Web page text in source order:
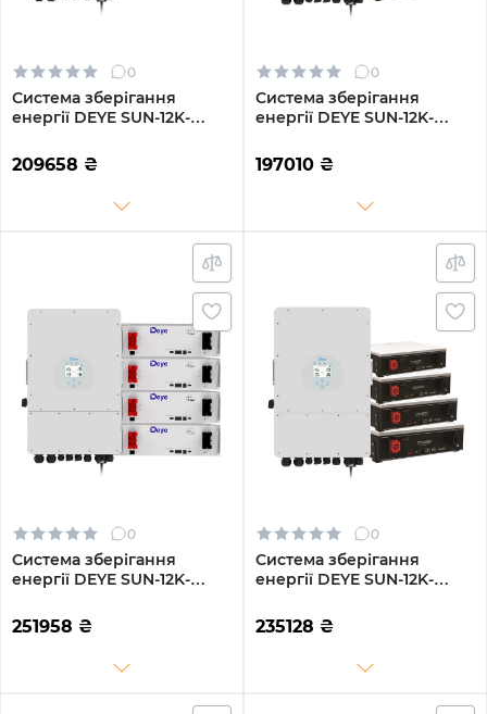
0
Система зберігання
енергії DEYE SUN-12K-
3DE15.36K-LFP 12000W
15.36kh 3BAT LiFePO4 6000
209658 ₴
0
Система зберігання
енергії DEYE SUN-12K-
3DY15.36K-LFP-W 12000W
15.36kh 3BAT LiFePO4 6000
197010 ₴
0
Система зберігання
енергії DEYE SUN-12K-
4DE20.48K-LFP 12000W
20.48kh 4BAT LiFePO4
251958 ₴
0
Система зберігання
енергії DEYE SUN-12K-
4DY20.48K-LFP-W 12000W
20.48kh 4BAT LiFePO4
235128 ₴